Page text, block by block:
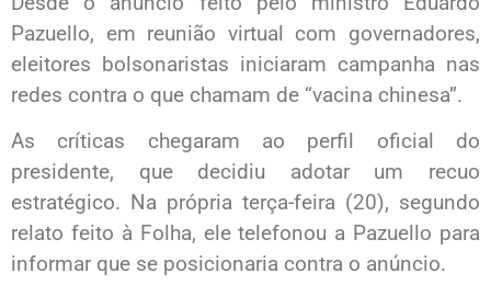
Pazuello, em reunião virtual com governadores,
eleitores bolsonaristas iniciaram campanha nas
redes contra o que chamam de “vacina chinesa”.
As críticas chegaram ao perfil oficial do
presidente, que decidiu adotar um recuo
estratégico. Na própria terça-feira (20), segundo
relato feito à Folha, ele telefonou a Pazuello para
informar que se posicionaria contra o anúncio.